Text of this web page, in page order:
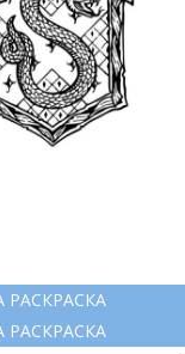
РАСКРАСКА
РАСКРАСКА